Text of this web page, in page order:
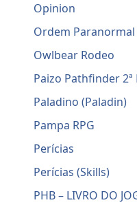
Opinion
Ordem Paranormal
Owlbear Rodeo
Paizo Pathfinder 2ª
Paladino (Paladin)
Pampa RPG
Perícias
Perícias (Skills)
PHB – LIVRO DO